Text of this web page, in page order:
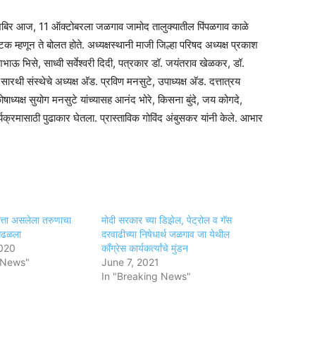
आज, 11 ऑक्टोबरला जळगाव जामोद तालुक्यातील पिंपळगाव काळे
ते बोलत होते. अध्यक्षस्थानी माजी जिल्हा परिषद अध्यक्ष प्रकाश
भिसे, साध्वी सर्वेश्‍वरी दिदी, पत्रकार डॉ. जयंतराव खेळकर, डॉ.
सारथी संस्थेचे अध्यक्ष अ‍ॅड. प्रविण मनसुटे, उपाध्यक्ष अ‍ॅड. दत्तात्रय
सुयोग मनसुटे यांच्यासह आनंद भोरे, किसना बुंदे, जय कोगदे,
पुढाकार घेतला. प्रास्ताविक गोविंद अंबुसकर यांनी केले. आभार
असलेला तरुणाचा
मोदी सरकार च्या डिझेल, पेट्रोल व गॅस
दरवाढीच्या निषेधार्थ जळगाव जा येथील
काँग्रेस कार्यकर्त्यांचे मुंडन
June 7, 2021
In "Breaking News"